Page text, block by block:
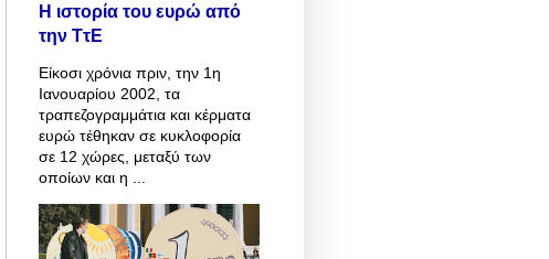
Η ιστορία του ευρώ από
την ΤτΕ
Είκοσι χρόνια πριν, την 1η
Ιανουαρίου 2002, τα
τραπεζογραμμάτια και κέρματα
ευρώ τέθηκαν σε κυκλοφορία
σε 12 χώρες, μεταξύ των
οποίων και η ...